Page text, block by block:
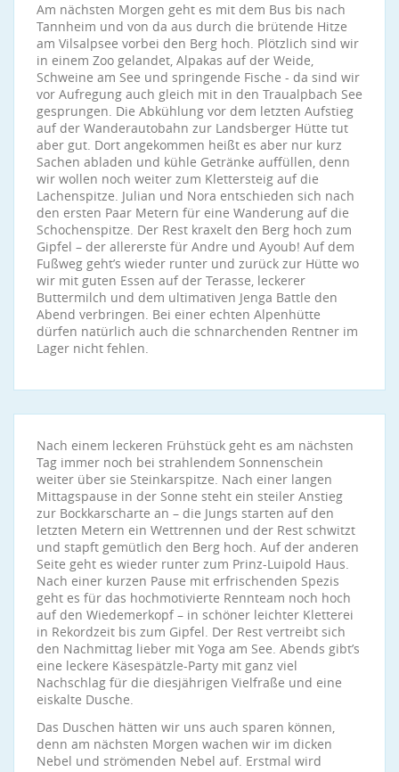
Am nächsten Morgen geht es mit dem Bus bis nach
Tannheim und von da aus durch die brütende Hitze
am Vilsalpsee vorbei den Berg hoch. Plötzlich sind wir
in einem Zoo gelandet, Alpakas auf der Weide,
Schweine am See und springende Fische - da sind wir
vor Aufregung auch gleich mit in den Traualpbach See
gesprungen. Die Abkühlung vor dem letzten Aufstieg
auf der Wanderautobahn zur Landsberger Hütte tut
aber gut. Dort angekommen heißt es aber nur kurz
Sachen abladen und kühle Getränke auffüllen, denn
wir wollen noch weiter zum Klettersteig auf die
Lachenspitze. Julian und Nora entschieden sich nach
den ersten Paar Metern für eine Wanderung auf die
Schochenspitze. Der Rest kraxelt den Berg hoch zum
Gipfel – der allererste für Andre und Ayoub! Auf dem
Fußweg geht’s wieder runter und zurück zur Hütte wo
wir mit guten Essen auf der Terasse, leckerer
Buttermilch und dem ultimativen Jenga Battle den
Abend verbringen. Bei einer echten Alpenhütte
dürfen natürlich auch die schnarchenden Rentner im
Lager nicht fehlen.
Nach einem leckeren Frühstück geht es am nächsten
Tag immer noch bei strahlendem Sonnenschein
weiter über sie Steinkarspitze. Nach einer langen
Mittagspause in der Sonne steht ein steiler Anstieg
zur Bockkarscharte an – die Jungs starten auf den
letzten Metern ein Wettrennen und der Rest schwitzt
und stapft gemütlich den Berg hoch. Auf der anderen
Seite geht es wieder runter zum Prinz-Luipold Haus.
Nach einer kurzen Pause mit erfrischenden Spezis
geht es für das hochmotivierte Rennteam noch hoch
auf den Wiedemerkopf – in schöner leichter Kletterei
in Rekordzeit bis zum Gipfel. Der Rest vertreibt sich
den Nachmittag lieber mit Yoga am See. Abends gibt’s
eine leckere Käsespätzle-Party mit ganz viel
Nachschlag für die diesjährigen Vielfraße und eine
eiskalte Dusche.
Das Duschen hätten wir uns auch sparen können,
denn am nächsten Morgen wachen wir im dicken
Nebel und strömenden Nebel auf. Erstmal wird